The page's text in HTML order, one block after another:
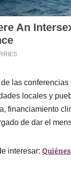
de las
locales y
financiamiento
de dar el
interesar: